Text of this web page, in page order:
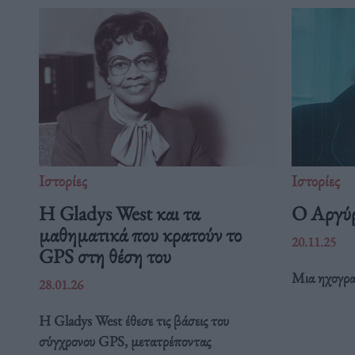
Ιστορίες
Η Gladys West και τα
μαθηματικά που κρατούν το
GPS στη θέση του
28.01.26
Η Gladys West έθεσε τις βάσεις του
σύγχρονου GPS, μετατρέποντας
Ιστορίες
Ο
20.11.25
Μια